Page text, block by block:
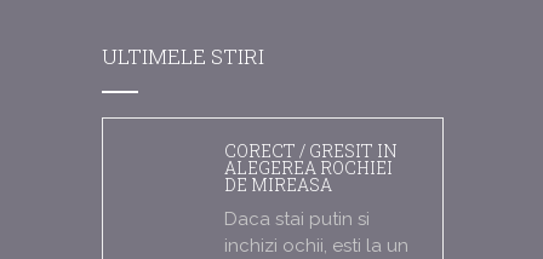
ULTIMELE STIRI
CORECT / GRESIT IN
ALEGEREA ROCHIEI
DE MIREASA
Daca stai putin si
inchizi ochii, esti la un